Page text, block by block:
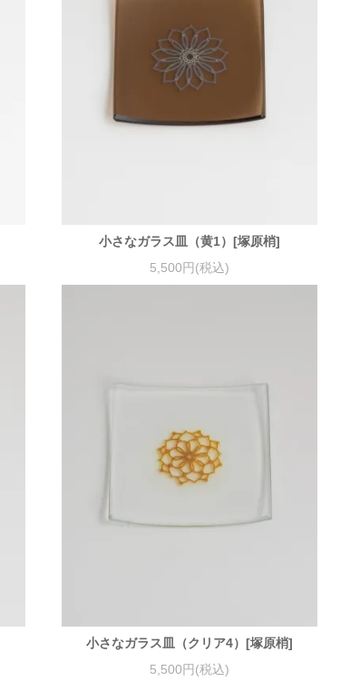
小さなガラス皿（黄1）[塚原梢]
5,500円(税込)
小さなガラス皿（クリア4）[塚原梢]
5,500円(税込)